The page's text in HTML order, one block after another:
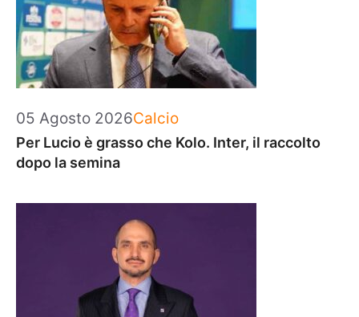
05 Agosto 2026Categorie
Calcio
Per Lucio è grasso che Kolo. Inter, il raccolto
dopo la semina